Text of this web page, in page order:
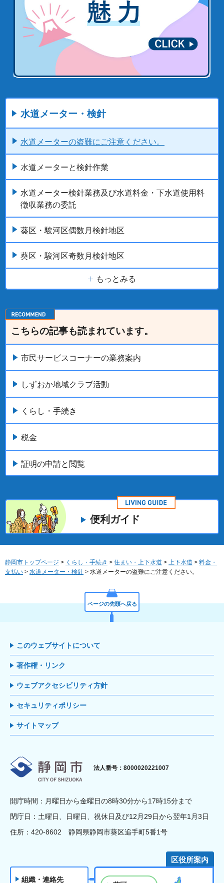
水道メーター・検針
水道メーターの盗難にご注意ください。
水道メーターと検針作業
水道メーター検針業務及び水道料金・下水道使用料
徴収業務の委託
葵区・駿河区偶数月検針地区
葵区・駿河区奇数月検針地区
もっとみる
こちらの記事も読まれています。
市民サービスコーナーの業務案内
しずおか地域クラブ活動
くらし・手続き
税金
証明の申請と閲覧
便利ガイド
静岡市トップページ > くらし・手続き > 住まい・上下水道 > 上下水道 > 料金・
支払い > 水道メーター・検針 > 水道メーターの盗難にご注意ください。
ページの先頭へ戻る
このウェブサイトについて
著作権・リンク
ウェブアクセシビリティ方針
セキュリティポリシー
サイトマップ
静岡市
法人番号：8000020221007
開庁時間：月曜日から金曜日の8時30分から17時15分まで
閉庁日：土曜日、日曜日、祝休日及び12月29日から翌年1月3日
住所：420-8602 静岡県静岡市葵区追手町5番1号
組織・連絡先
区役所案内